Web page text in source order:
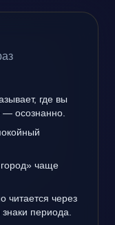
где вы
— осознанно.
чаще
читается через
периода.